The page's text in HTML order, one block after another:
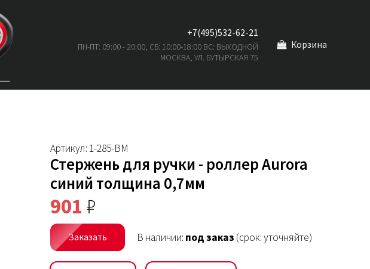
+7(495)532-62-21
ПН-ПТ: 09:00 - 20:00, СБ: 10:00-18:00 ВС: ВЫХОДНОЙ
МОСКВА, УЛ. БУТЫРСКАЯ 75
Корзина
Артикул: 1-285-BM
Стержень для ручки - роллер Aurora
синий толщина 0,7мм
901 ₽
Заказать В наличии: под заказ (срок: уточняйте)